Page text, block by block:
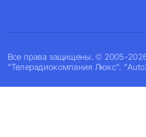
Все права защищены. © 2005-
"Телерадиокомпания Люкс".